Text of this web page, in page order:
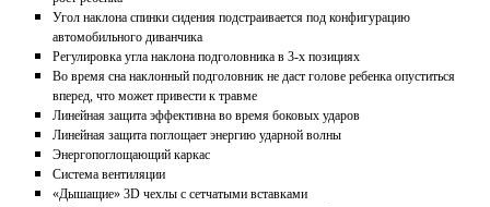
Угол наклона спинки сидения подстраивается под конфигурацию
автомобильного диванчика
Регулировка угла наклона подголовника в 3-х позициях
Во время сна наклонный подголовник не даст голове ребенка опуститься
вперед, что может привести к травме
Линейная защита эффективна во время боковых ударов
Линейная защита поглощает энергию ударной волны
Энергопоглощающий каркас
Система вентиляции
«Дышащие» 3D чехлы с сетчатыми вставками